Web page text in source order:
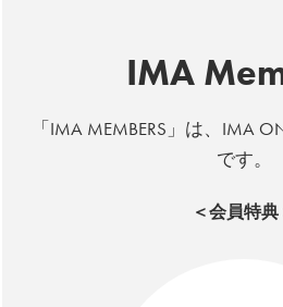
IMA
「IMA MEMBERS」は、IMA
です。
＜会員特典